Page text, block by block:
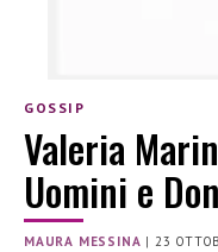
GOSSIP
Valeria
Uomini e
MAURA MESSINA | 23